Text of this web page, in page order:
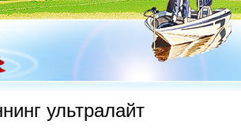
ультралайт